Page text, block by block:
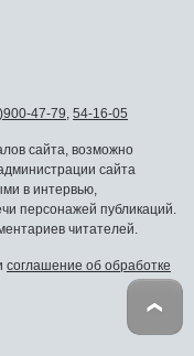
47-79 54-16-05
сайта, возможно
сайта
в интервью,
персонажей публикаций.
читателей.
соглашение об обработке